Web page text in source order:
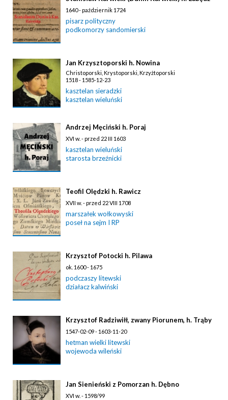
1640 - październik 1724
pisarz polityczny
podkomorzy sandomierski
Jan Krzysztoporski h. Nowina
Christoporski, Krystoporski, Krzyżtoporski
1518 - 1585-12-23
kasztelan sieradzki
kasztelan wieluński
Andrzej Męciński h. Poraj
XVI w. - przed 22 III 1603
kasztelan wieluński
starosta brzeźnicki
Teofil Olędzki h. Rawicz
XVII w. - przed 22 VIII 1708
marszałek wołkowyski
poseł na sejm I RP
Krzysztof Potocki h. Pilawa
ok. 1600 - 1675
podczaszy litewski
działacz kalwiński
Krzysztof Radziwiłł, zwany Piorunem, h. Trąby
1547-02-09 - 1603-11-20
hetman wielki litewski
wojewoda wileński
Jan Sienieński z Pomorzan h. Dębno
XVI w. - 1598/99